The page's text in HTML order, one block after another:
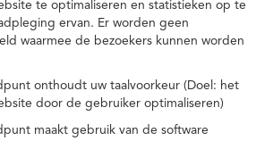
te optimaliseren en statistieken op te
ervan. Er worden geen
waarmee de bezoekers kunnen worden
onthoudt uw taalvoorkeur (Doel: het
door de gebruiker optimaliseren)
maakt gebruik van de software